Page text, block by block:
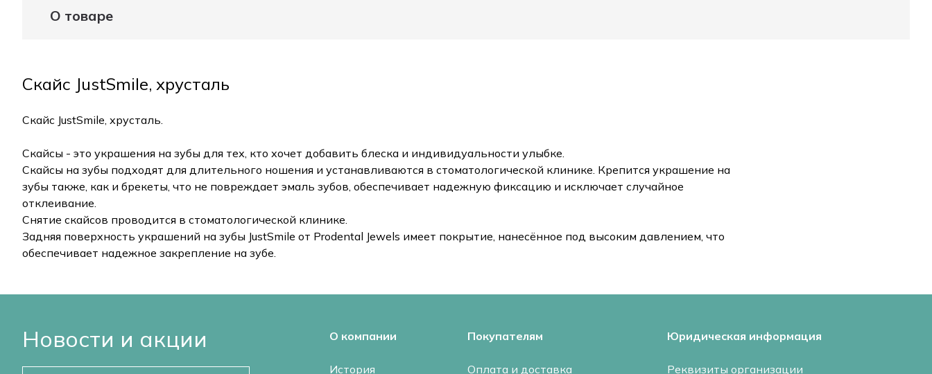
О товаре
Скайс JustSmile, хрусталь
Скайс JustSmile, хрусталь.
Скайсы - это украшения на зубы для тех, кто хочет добавить блеска и индивидуальности улыбке.
Скайсы на зубы подходят для длительного ношения и устанавливаются в стоматологической клинике. Крепится украшение на
зубы также, как и брекеты, что не повреждает эмаль зубов, обеспечивает надежную фиксацию и исключает случайное
отклеивание.
Снятие скайсов проводится в стоматологической клинике.
Задняя поверхность украшений на зубы JustSmile от Prodental Jewels имеет покрытие, нанесённое под высоким давлением, что
обеспечивает надежное закрепление на зубе.
Новости и акции О компании
История
Покупателям
Оплата и доставка
Юридическая информация
Реквизиты организации